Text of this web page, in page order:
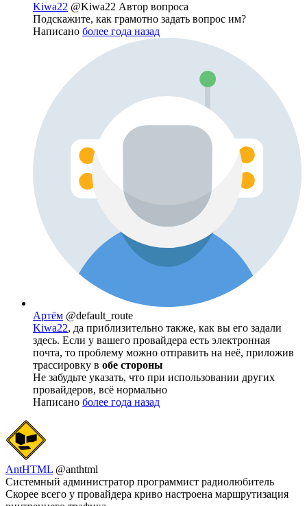
Kiwa22 @Kiwa22 Автор вопроса
Подскажите, как грамотно задать вопрос им?
Написано более года назад
Артём @default_route
Kiwa22, да приблизительно также, как вы его задали
здесь. Если у вашего провайдера есть электронная
почта, то проблему можно отправить на неё, приложив
трассировку в обе стороны
Не забудьте указать, что при использовании других
провайдеров, всё нормально
Написано более года назад
AntHTML @anthtml
Системный администратор программист радиолюбитель
Скорее всего у провайдера криво настроена маршрутизация